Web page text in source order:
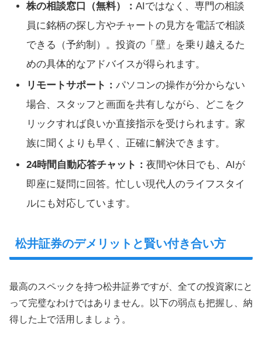
株の相談窓口（無料）：AIではなく、専門の相談
員に銘柄の探し方やチャートの見方を電話で相談
できる（予約制）。投資の「壁」を乗り越えるた
めの具体的なアドバイスが得られます。
リモートサポート：パソコンの操作が分からない
場合、スタッフと画面を共有しながら、どこをク
リックすれば良いか直接指示を受けられます。家
族に聞くよりも早く、正確に解決できます。
24時間自動応答チャット：夜間や休日でも、AIが
即座に疑問に回答。忙しい現代人のライフスタイ
ルにも対応しています。
松井証券のデメリットと賢い付き合い方
最高のスペックを持つ松井証券ですが、全ての投資家にと
って完璧なわけではありません。以下の弱点も把握し、納
得した上で活用しましょう。